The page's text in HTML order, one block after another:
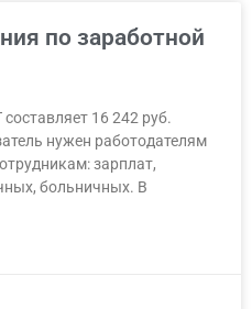
по заработной
16 242 руб.
нужен работодателям
зарплат,
больничных. В